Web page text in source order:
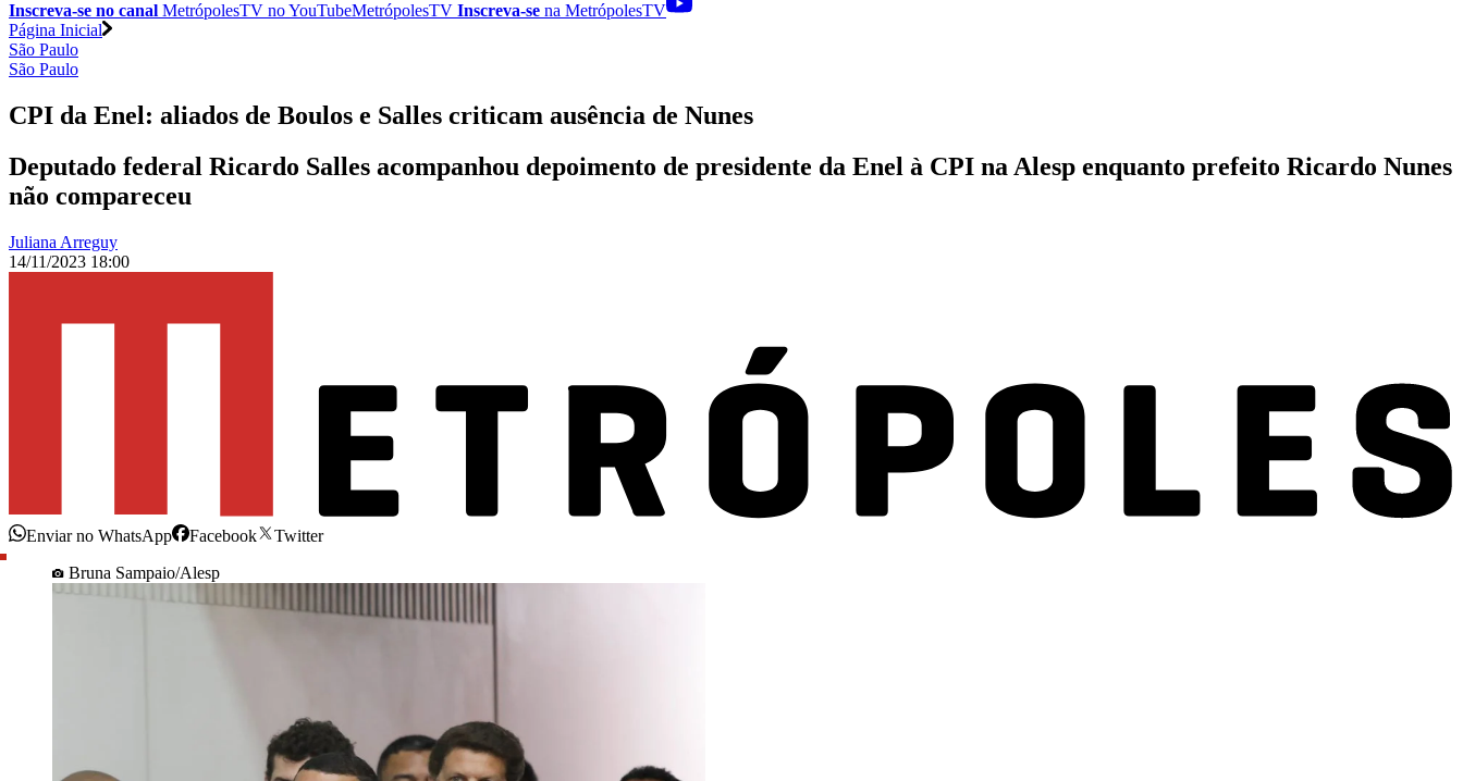
Inscreva-se no canal MetrópolesTV noYouTubeMetrópolesTV Inscreva-se na MetrópolesTV
Página Inicial
São Paulo
São Paulo
CPI da Enel: aliados de Boulos e Salles criticam ausência de Nunes
Deputado federal Ricardo Salles acompanhou depoimento de presidente da Enel à CPI na Alesp enquanto prefeito Ricardo Nunes
não compareceu
Juliana Arreguy
14/11/2023 18:00
Enviar no WhatsApp Facebook
Twitter
Bruna Sampaio/Alesp